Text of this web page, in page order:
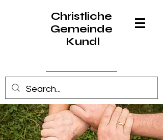
Christliche
Gemeinde
Kundl
Anmelden